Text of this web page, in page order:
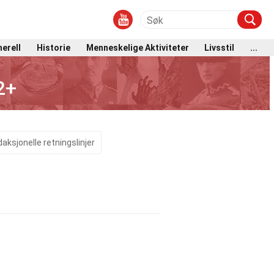
Historie Menneskelige Aktiviteter Livsstil ...
retningslinjer